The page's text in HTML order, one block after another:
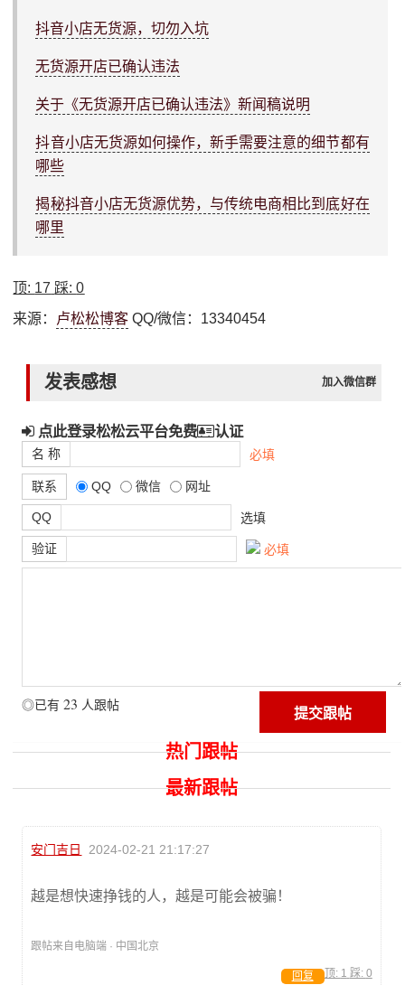
抖音小店无货源，切勿入坑
无货源开店已确认违法
关于《无货源开店已确认违法》新闻稿说明
抖音小店无货源如何操作，新手需要注意的细节都有
哪些
揭秘抖音小店无货源优势，与传统电商相比到底好在
哪里
顶: 17 踩:0
来源： 卢松松博客 QQ/微信：13340454
发表感想 加入微信群
点此登录松松云平台免费 认证
名 称 必填
联系 QQ 微信 网址
QQ 选填
验证 必填
◎已有 23 人跟帖
热门跟帖
最新跟帖
安门吉日 2024-02-21 21:17:27
越是想快速挣钱的人，越是可能会被骗！
跟帖来自电脑端 · 中国北京
顶: 1 踩: 0
回复